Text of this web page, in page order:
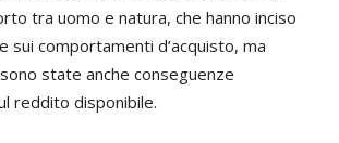
tra uomo e natura, che hanno inciso
sui comportamenti d’acquisto, ma
state anche conseguenze
reddito disponibile.